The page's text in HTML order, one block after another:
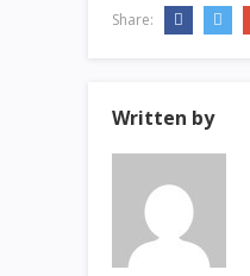
Share:
Written by